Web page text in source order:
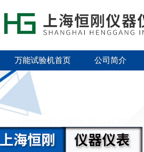
万能试验机首页 公司简介